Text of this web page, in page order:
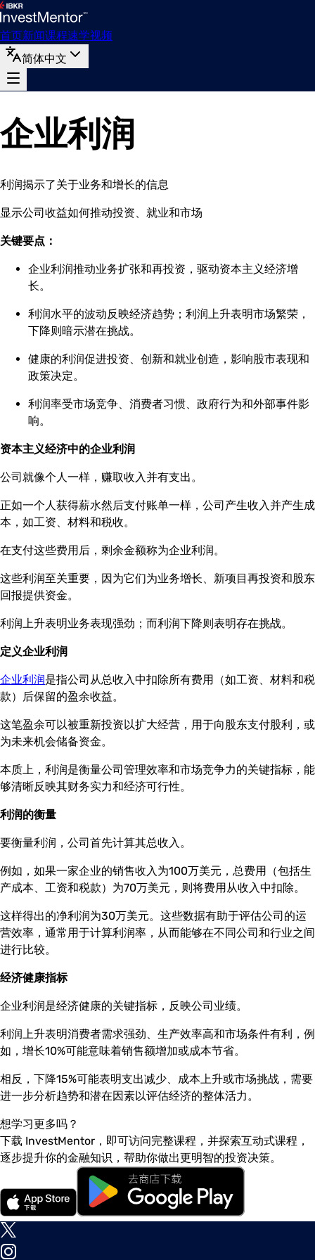
首页新闻课程速学视频
简体中文
企业利润
利润揭示了关于业务和增长的信息
显示公司收益如何推动投资、就业和市场
关键要点：
企业利润推动业务扩张和再投资，驱动资本主义经济增
长。
利润水平的波动反映经济趋势；利润上升表明市场繁荣，
下降则暗示潜在挑战。
健康的利润促进投资、创新和就业创造，影响股市表现和
政策决定。
利润率受市场竞争、消费者习惯、政府行为和外部事件影
响。
资本主义经济中的企业利润
公司就像个人一样，赚取收入并有支出。
正如一个人获得薪水然后支付账单一样，公司产生收入并产生成
本，如工资、材料和税收。
在支付这些费用后，剩余金额称为企业利润。
这些利润至关重要，因为它们为业务增长、新项目再投资和股东
回报提供资金。
利润上升表明业务表现强劲；而利润下降则表明存在挑战。
定义企业利润
企业利润是指公司从总收入中扣除所有费用（如工资、材料和税
款）后保留的盈余收益。
这笔盈余可以被重新投资以扩大经营，用于向股东支付股利，或
为未来机会储备资金。
本质上，利润是衡量公司管理效率和市场竞争力的关键指标，能
够清晰反映其财务实力和经济可行性。
利润的衡量
要衡量利润，公司首先计算其总收入。
例如，如果一家企业的销售收入为100万美元，总费用（包括生
产成本、工资和税款）为70万美元，则将费用从收入中扣除。
这样得出的净利润为30万美元。这些数据有助于评估公司的运
营效率，通常用于计算利润率，从而能够在不同公司和行业之间
进行比较。
经济健康指标
企业利润是经济健康的关键指标，反映公司业绩。
利润上升表明消费者需求强劲、生产效率高和市场条件有利，例
如，增长10%可能意味着销售额增加或成本节省。
相反，下降15%可能表明支出减少、成本上升或市场挑战，需要
进一步分析趋势和潜在因素以评估经济的整体活力。
想学习更多吗？
下载 InvestMentor，即可访问完整课程，并探索互动式课程，
逐步提升你的金融知识，帮助你做出更明智的投资决策。